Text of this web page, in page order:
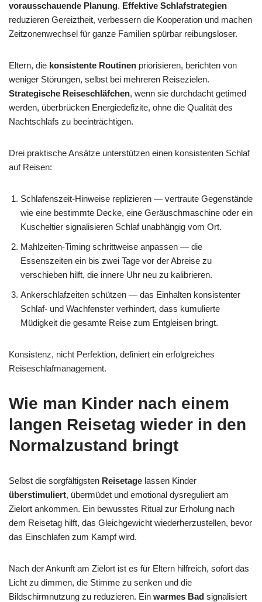
vorausschauende Planung. Effektive Schlafstrategien
reduzieren Gereiztheit, verbessern die Kooperation und machen
Zeitzonenwechsel für ganze Familien spürbar reibungsloser.
Eltern, die konsistente Routinen priorisieren, berichten von
weniger Störungen, selbst bei mehreren Reisezielen.
Strategische Reiseschläfchen, wenn sie durchdacht getimed
werden, überbrücken Energiedefizite, ohne die Qualität des
Nachtschlafs zu beeinträchtigen.
Drei praktische Ansätze unterstützen einen konsistenten Schlaf
auf Reisen:
Schlafenszeit-Hinweise replizieren — vertraute Gegenstände
wie eine bestimmte Decke, eine Geräuschmaschine oder ein
Kuscheltier signalisieren Schlaf unabhängig vom Ort.
Mahlzeiten-Timing schrittweise anpassen — die
Essenszeiten ein bis zwei Tage vor der Abreise zu
verschieben hilft, die innere Uhr neu zu kalibrieren.
Ankerschlafzeiten schützen — das Einhalten konsistenter
Schlaf- und Wachfenster verhindert, dass kumulierte
Müdigkeit die gesamte Reise zum Entgleisen bringt.
Konsistenz, nicht Perfektion, definiert ein erfolgreiches
Reiseschlafmanagement.
Wie man Kinder nach einem
langen Reisetag wieder in den
Normalzustand bringt
Selbst die sorgfältigsten Reisetage lassen Kinder
überstimuliert, übermüdet und emotional dysreguliert am
Zielort ankommen. Ein bewusstes Ritual zur Erholung nach
dem Reisetag hilft, das Gleichgewicht wiederherzustellen, bevor
das Einschlafen zum Kampf wird.
Nach der Ankunft am Zielort ist es für Eltern hilfreich, sofort das
Licht zu dimmen, die Stimme zu senken und die
Bildschirmnutzung zu reduzieren. Ein warmes Bad signalisiert